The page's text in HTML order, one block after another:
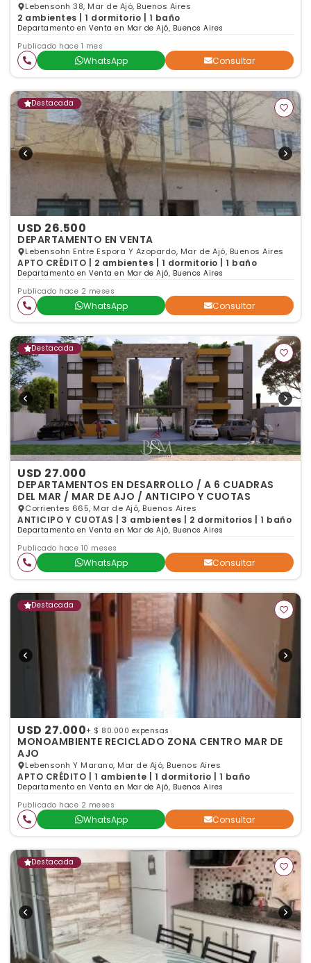
Lebensonh 38, Mar de Ajó, Buenos Aires
2 ambientes | 1 dormitorio | 1 baño
Departamento en Venta en Mar de Ajó, Buenos Aires
Publicado hace 1 mes
WhatsApp Consultar
Destacada
USD 26.500
DEPARTAMENTO EN VENTA
Lebensohn Entre Espora Y Azopardo, Mar de Ajó, Buenos Aires
APTO CRÉDITO | 2 ambientes | 1 dormitorio | 1 baño
Departamento en Venta en Mar de Ajó, Buenos Aires
Publicado hace 2 meses
WhatsApp Consultar
Destacada
USD 27.000
DEPARTAMENTOS EN DESARROLLO / A 6 CUADRAS
DEL MAR / MAR DE AJO / ANTICIPO Y CUOTAS
Corrientes 665, Mar de Ajó, Buenos Aires
ANTICIPO Y CUOTAS | 3 ambientes | 2 dormitorios | 1 baño
Departamento en Venta en Mar de Ajó, Buenos Aires
Publicado hace 10 meses
WhatsApp Consultar
Destacada
USD 27.000+ $ 80.000 expensas
MONOAMBIENTE RECICLADO ZONA CENTRO MAR DE
AJO
Lebensonh Y Marano, Mar de Ajó, Buenos Aires
APTO CRÉDITO | 1 ambiente | 1 dormitorio | 1 baño
Departamento en Venta en Mar de Ajó, Buenos Aires
Publicado hace 2 meses
WhatsApp Consultar
Destacada